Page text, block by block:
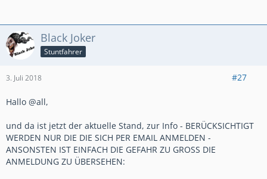
Black Joker
Stuntfahrer
3. Juli 2018 #27
Hallo @all,
und da ist jetzt der aktuelle Stand, zur Info - BERÜCKSICHTIGT
WERDEN NUR DIE DIE SICH PER EMAIL ANMELDEN -
ANSONSTEN IST EINFACH DIE GEFAHR ZU GROSS DIE
ANMELDUNG ZU ÜBERSEHEN: